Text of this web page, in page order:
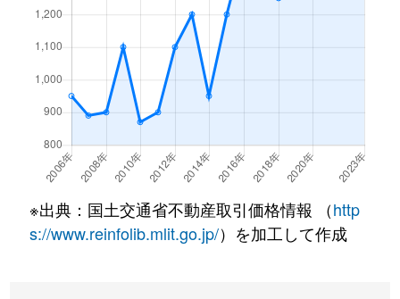
月寒東１条
3,400万円 福住
月寒東１条
3,500万円
月寒東１条
800万円
月寒東１条
1,900万円 福住
徒歩
月寒東１条
1,100万円 福住
月寒東２条
640万円 月寒中央
※出典：国土交通省不動産取引価格情報 （http
s://www.reinfolib.mlit.go.jp/）を加工して作成